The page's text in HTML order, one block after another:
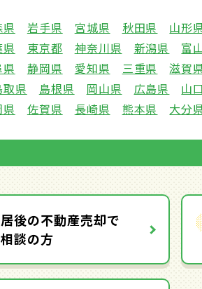
岩手県 宮城県 秋田県 山形
東京都 神奈川県 新潟県 富
静岡県 愛知県 三重県 滋賀
取県 島根県 岡山県 広島県 山
佐賀県 長崎県 熊本県 大分
後の不動産売却で
談の方